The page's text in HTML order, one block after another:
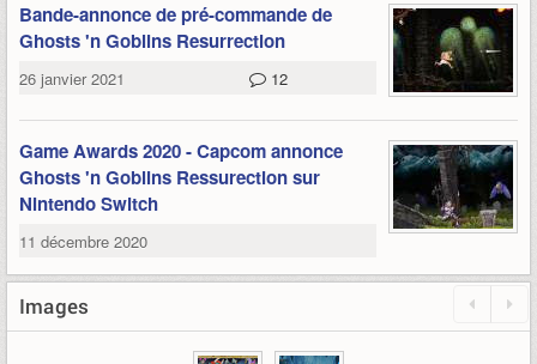
Bande-annonce de pré-commande de
Ghosts 'n Goblins Resurrection
26 janvier 2021 12
Game Awards 2020 - Capcom annonce
Ghosts 'n Goblins Ressurection sur
Nintendo Switch
11 décembre 2020
Images